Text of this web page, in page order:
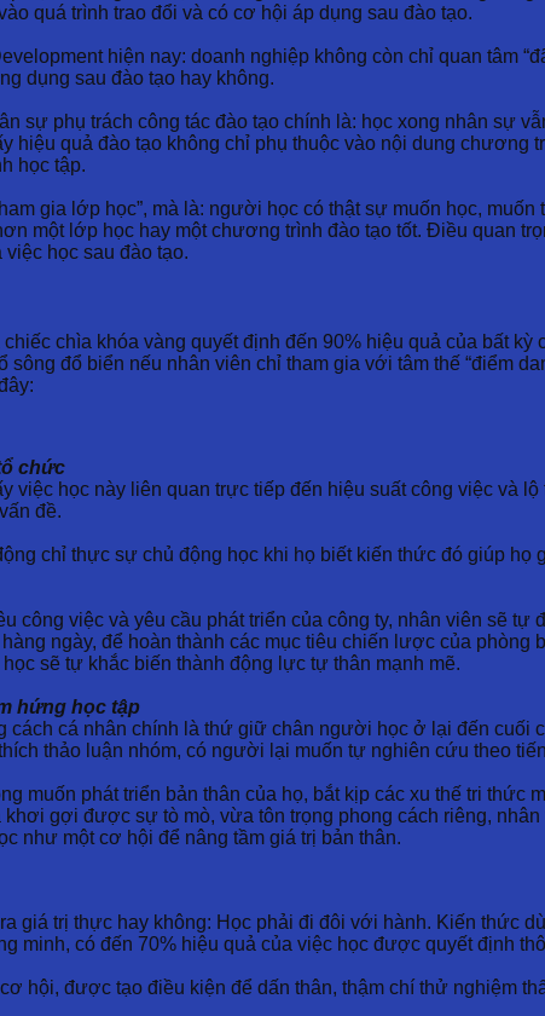
quá trình trao đổi và có cơ hội áp dụng sau đào tạo.
hiện nay: doanh nghiệp không còn chỉ quan tâm
dụng sau đào tạo hay không.
sự phụ trách công tác đào tạo chính là: học xong nhân sự
hiệu quả đào tạo không chỉ phụ thuộc vào nội dung chương
học tập.
gia lớp học”, mà là: người học có thật sự muốn học,
một lớp học hay một chương trình đào tạo tốt. Điều quan
học sau đào tạo.
chìa khóa vàng quyết định đến 90% hiệu quả của bất
đổ biển nếu nhân viên chỉ tham gia với tâm thế “điểm
chức
học này liên quan trực tiếp đến hiệu suất công việc và
đề.
chỉ thực sự chủ động học khi họ biết kiến thức đó giúp
công việc và yêu cầu phát triển của công ty, nhân viên sẽ
ngày, để hoàn thành các mục tiêu chiến lược của
sẽ tự khắc biến thành động lực tự thân mạnh mẽ.
hứng học tập
cách cá nhân chính là thứ giữ chân người học ở lại đến cuối
thảo luận nhóm, có người lại muốn tự nghiên cứu theo
muốn phát triển bản thân của họ, bắt kịp các xu thế tri thức
gợi được sự tò mò, vừa tôn trọng phong cách riêng,
như một cơ hội để nâng tầm giá trị bản thân.
giá trị thực hay không: Học phải đi đôi với hành. Kiến thức
minh, có đến 70% hiệu quả của việc học được quyết định
hội, được tạo điều kiện để dấn thân, thậm chí thử nghiệm